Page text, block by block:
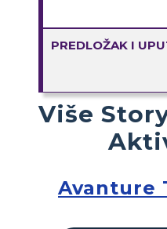
PREDLOŽAK I
Više
Avanture